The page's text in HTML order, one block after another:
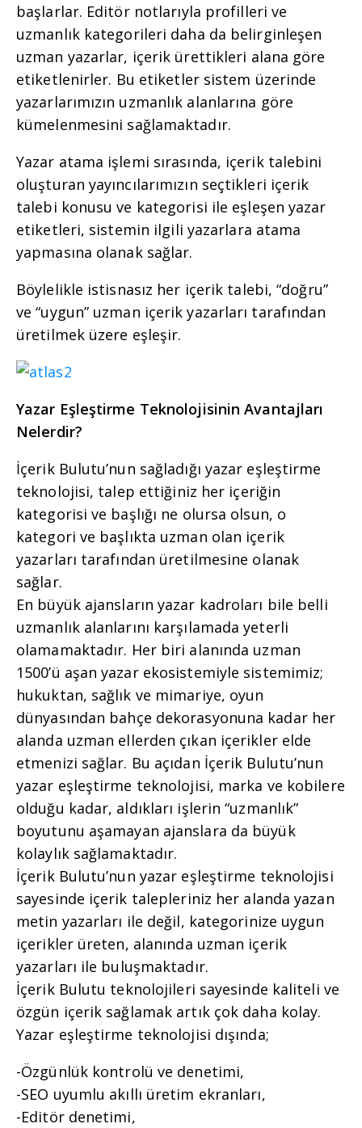
başlarlar. Editör notlarıyla profilleri ve
uzmanlık kategorileri daha da belirginleşen
uzman yazarlar, içerik ürettikleri alana göre
etiketlenirler. Bu etiketler sistem üzerinde
yazarlarımızın uzmanlık alanlarına göre
kümelenmesini sağlamaktadır.
Yazar atama işlemi sırasında, içerik talebini
oluşturan yayıncılarımızın seçtikleri içerik
talebi konusu ve kategorisi ile eşleşen yazar
etiketleri, sistemin ilgili yazarlara atama
yapmasına olanak sağlar.
Böylelikle istisnasız her içerik talebi, “doğru”
ve “uygun” uzman içerik yazarları tarafından
üretilmek üzere eşleşir.
Yazar Eşleştirme Teknolojisinin Avantajları
Nelerdir?
İçerik Bulutu’nun sağladığı yazar eşleştirme
teknolojisi, talep ettiğiniz her içeriğin
kategorisi ve başlığı ne olursa olsun, o
kategori ve başlıkta uzman olan içerik
yazarları tarafından üretilmesine olanak
sağlar.
En büyük ajansların yazar kadroları bile belli
uzmanlık alanlarını karşılamada yeterli
olamamaktadır. Her biri alanında uzman
1500’ü aşan yazar ekosistemiyle sistemimiz;
hukuktan, sağlık ve mimariye, oyun
dünyasından bahçe dekorasyonuna kadar her
alanda uzman ellerden çıkan içerikler elde
etmenizi sağlar. Bu açıdan İçerik Bulutu’nun
yazar eşleştirme teknolojisi, marka ve kobilere
olduğu kadar, aldıkları işlerin “uzmanlık”
boyutunu aşamayan ajanslara da büyük
kolaylık sağlamaktadır.
İçerik Bulutu’nun yazar eşleştirme teknolojisi
sayesinde içerik talepleriniz her alanda yazan
metin yazarları ile değil, kategorinize uygun
içerikler üreten, alanında uzman içerik
yazarları ile buluşmaktadır.
İçerik Bulutu teknolojileri sayesinde kaliteli ve
özgün içerik sağlamak artık çok daha kolay.
Yazar eşleştirme teknolojisi dışında;
-Özgünlük kontrolü ve denetimi,
-SEO uyumlu akıllı üretim ekranları,
-Editör denetimi,